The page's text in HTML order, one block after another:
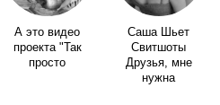
А это видео
проекта "Так
просто
Саша Шьет
Свитшоты
Друзья, мне
нужна